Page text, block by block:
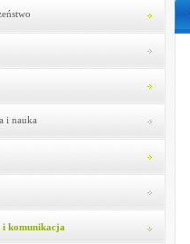
i nauka
i komunikacja